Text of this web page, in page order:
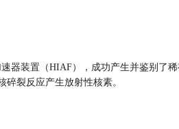
器装置（HIAF），成功产生并鉴别了
裂反应产生放射性核素。